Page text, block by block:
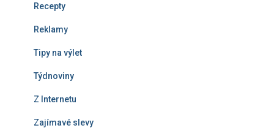
Recepty
Reklamy
Tipy na výlet
Týdnoviny
Z Internetu
Zajímavé slevy